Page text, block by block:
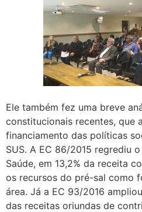
Ele também fez uma breve
constitucionais recentes, que
financiamento das políticas
SUS. A EC 86/2015 regrediu
Saúde, em 13,2% da receita
os recursos do pré-sal como
área. Já a EC 93/2016
das receitas oriundas de